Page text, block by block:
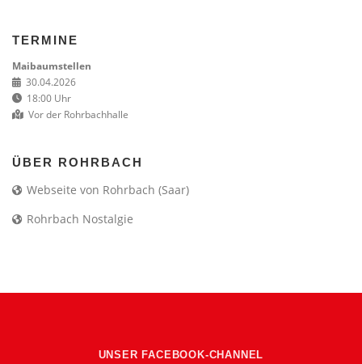
TERMINE
Maibaumstellen
30.04.2026
18:00 Uhr
Vor der Rohrbachhalle
ÜBER ROHRBACH
Webseite von Rohrbach (Saar)
Rohrbach Nostalgie
UNSER FACEBOOK-CHANNEL